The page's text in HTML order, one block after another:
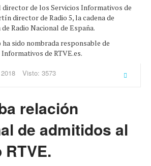
director de los Servicios Informativos de
director de Radio 5, la cadena de
Radio Nacional de España.
sido nombrada responsable de
de RTVE.es.
Visto: 3573
relación
de admitidos al